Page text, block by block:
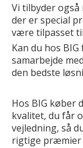
Vi tilbyder
der er special
være tilpasset
Kan du hos
samarbejde
den bedste
Hos BIG køber
kvalitet, du får
vejledning, så
rigtige præmier